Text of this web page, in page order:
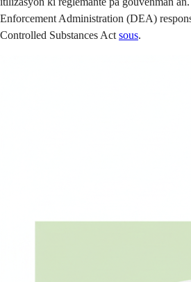
Enforcement Administration (DEA)
Controlled Substances Act sous.